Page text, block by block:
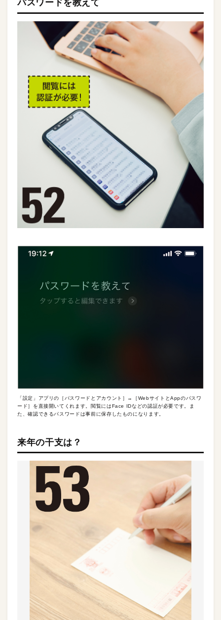
パスワードを教えて
「設定」アプリの［パスワードとアカウント］→［WebサイトとAppのパスワ
ード］を直接開いてくれます。閲覧にはFace IDなどの認証が必要です。ま
た、確認できるパスワードは事前に保存したものになります。
来年の干支は？